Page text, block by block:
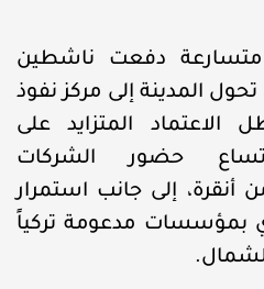
دفعت ناشطين
المدينة إلى مركز نفوذ
المتزايد على
حضور الشركات
أنقرة، إلى جانب استمرار
بمؤسسات مدعومة تركياً